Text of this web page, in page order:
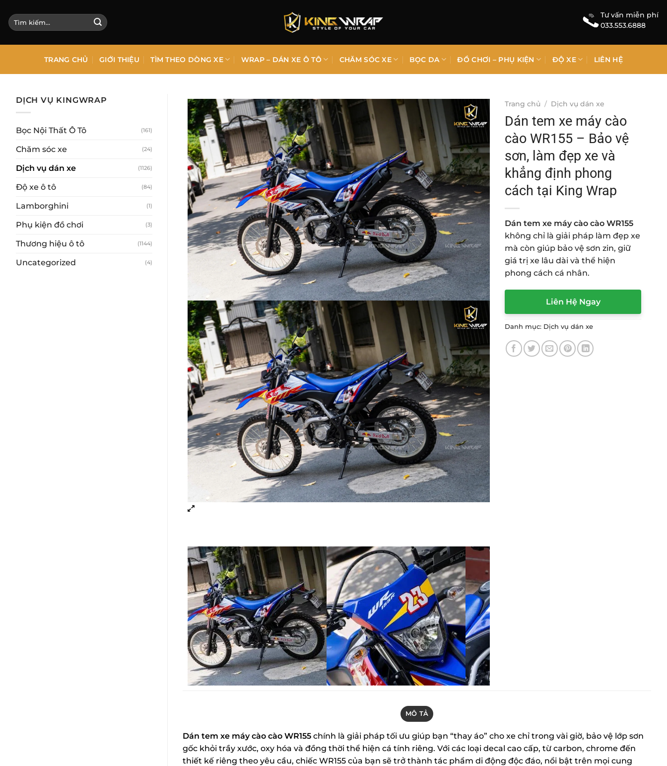
qua
nội
dung
Tìm
kiếm:
Tư vấn miễn phí
033.553.6888
TRANG CHỦ GIỚI THIỆU TÌM THEO DÒNG XE WRAP – DÁN XE Ô TÔ CHĂM SÓC XE BỌC DA ĐỒ CHƠI – PHỤ KIỆN ĐỘ XE LIÊN HỆ
DỊCH VỤ KINGWRAP
Bọc Nội Thất Ô Tô (161)
Chăm sóc xe (24)
Dịch vụ dán xe (1126)
Độ xe ô tô (84)
Lamborghini (1)
Phụ kiện đồ chơi (3)
Thương hiệu ô tô (1144)
Uncategorized (4)
Trang chủ / Dịch vụ dán xe
Dán tem xe máy cào
cào WR155 – Bảo vệ
sơn, làm đẹp xe và
khẳng định phong
cách tại King Wrap
Dán tem xe máy cào cào WR155
không chỉ là giải pháp làm đẹp xe
mà còn giúp bảo vệ sơn zin, giữ
giá trị xe lâu dài và thể hiện
phong cách cá nhân.
Liên Hệ Ngay
Danh mục: Dịch vụ dán xe
MÔ TẢ
Dán tem xe máy cào cào WR155 chính là giải pháp tối ưu giúp bạn “thay áo” cho xe chỉ trong vài giờ, bảo vệ lớp sơn
gốc khỏi trầy xước, oxy hóa và đồng thời thể hiện cá tính riêng. Với các loại decal cao cấp, từ carbon, chrome đến
thiết kế riêng theo yêu cầu, chiếc WR155 của bạn sẽ trở thành tác phẩm di động độc đáo, nổi bật trên mọi cung